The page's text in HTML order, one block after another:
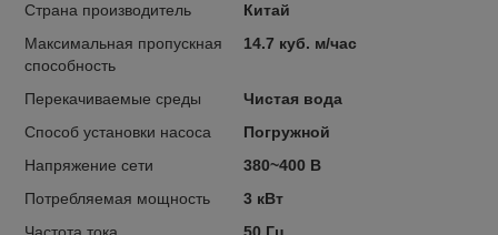
Страна производитель
Китай
Максимальная пропускная
способность
14.7 куб. м/час
Перекачиваемые среды
Чистая вода
Способ установки насоса
Погружной
Напряжение сети
380~400 В
Потребляемая мощность
3 кВт